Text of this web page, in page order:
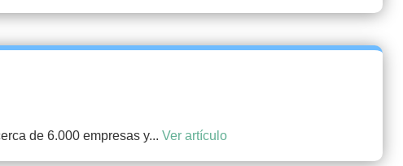
de 6.000 empresas y... Ver artículo